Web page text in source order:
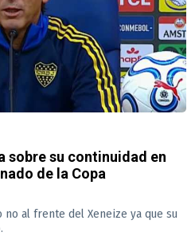
sobre su continuidad en
de la Copa
no al frente del Xeneize ya que su